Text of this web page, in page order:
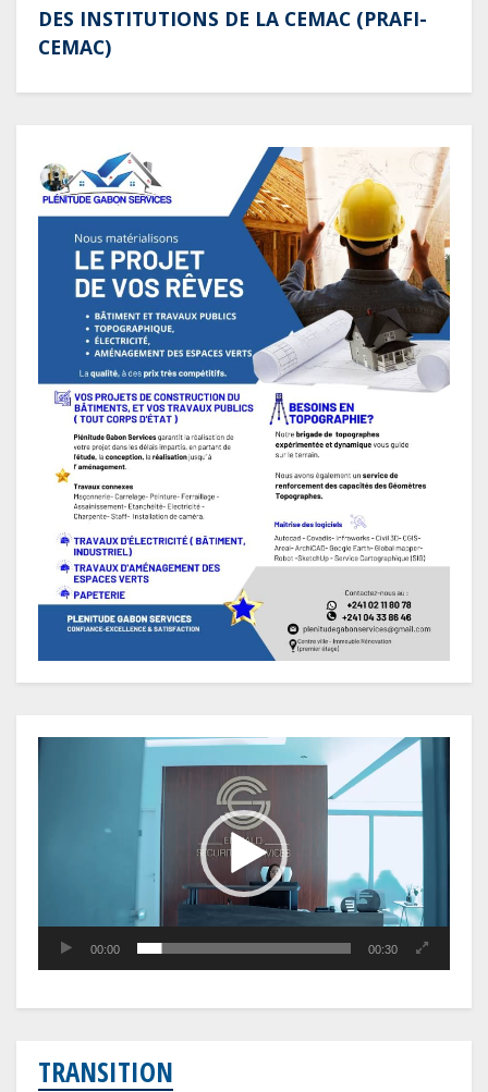
DES INSTITUTIONS DE LA CEMAC (PRAFI-
CEMAC)
00:00 00:30
TRANSITION